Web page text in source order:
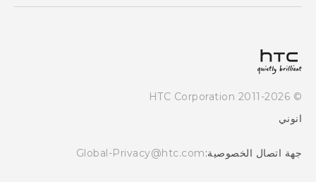
سياسة الخصوصية
Careers
Security and Privacy Whitepaper
© 2011-2026 HTC Corporation
انوني
جهة اتصال الخصوصية:Global-Privacy@htc.com